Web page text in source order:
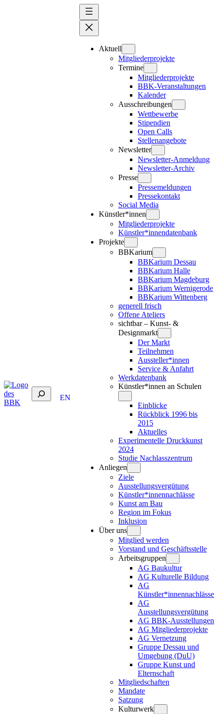
Suchen
EN
Aktuell
Mitgliederprojekte
Termine
Mitgliederprojekte
BBK-Veranstaltungen
Kalender
Ausschreibungen
Wettbewerbe
Stipendien
Open Calls
Stellenangebote
Newsletter
Newsletter-Anmeldung
Newsletter-Archiv
Presse
Pressemeldungen
Pressekontakt
Social Media
Künstler*innen
Mitgliederprojekte
Künstler*innendatenbank
Projekte
BBKarium
BBKarium Dessau
BBKarium Halle
BBKarium Magdeburg
BBKarium Wernigerode
BBKarium Wittenberg
generell frisch
Offene Ateliers
sichtbar – Kunst- &
Designmarkt
Der Markt
Teilnehmen
Aussteller*innen
Service & Anfahrt
Werkdatenbank
Künstler*innen an Schulen
Einblicke
Rückblick 1996 bis
2015
Aktuelles
Experimentelle Druckkunst
2024
Studie Nachlasszentrum
Anliegen
Ziele
Ausstellungsvergütung
Künstler*innennachlässe
Kunst am Bau
Region im Fokus
Inklusion
Über uns
Mitglied werden
Vorstand und Geschäftsstelle
Arbeitsgruppen
AG Baukultur
AG Kulturelle Bildung
AG
Künstler*innennachlässe
AG
Ausstellungsvergütung
AG BBK-Ausstellungen
AG Mitgliederprojekte
AG Vernetzung
Gruppe Dessau und
Umgebung (DuU)
Gruppe Kunst und
Elternschaft
Mitgliedschaften
Mandate
Satzung
Kulturwerk